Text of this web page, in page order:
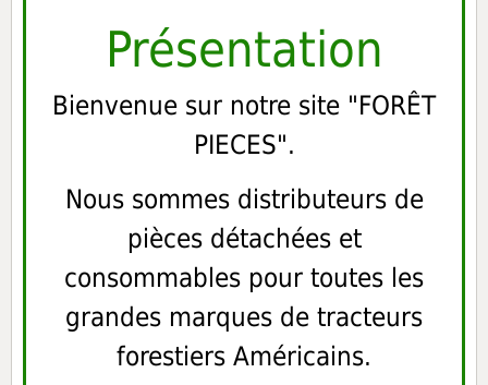
Présentation
Bienvenue sur notre site "FORÊT
PIECES".
Nous sommes distributeurs de
pièces détachées et
consommables pour toutes les
grandes marques de tracteurs
forestiers Américains.